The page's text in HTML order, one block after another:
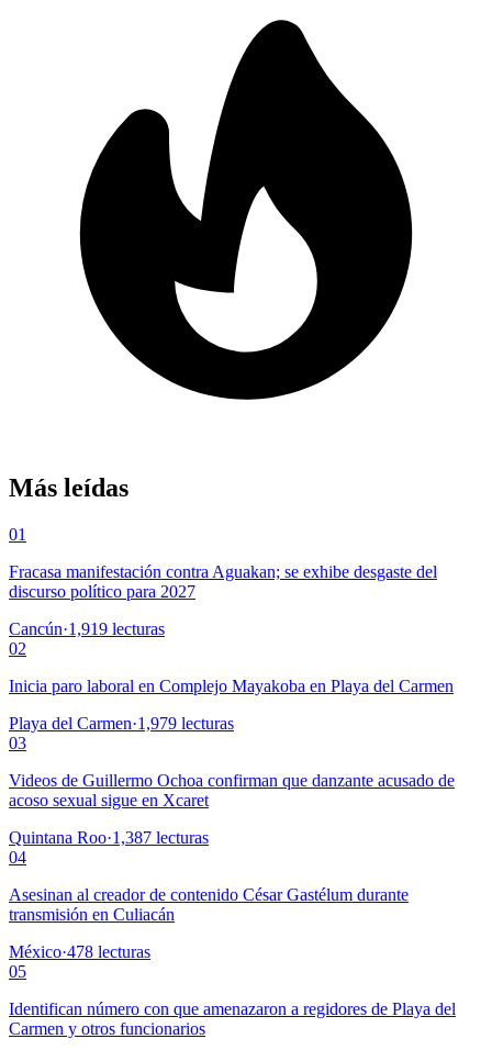
Más leídas
01
Fracasa manifestación contra Aguakan; se exhibe desgaste del
discurso político para 2027
Cancún·1,919 lecturas
02
Inicia paro laboral en Complejo Mayakoba en Playa del Carmen
Playa del Carmen·1,979 lecturas
03
Videos de Guillermo Ochoa confirman que danzante acusado de
acoso sexual sigue en Xcaret
Quintana Roo·1,387 lecturas
04
Asesinan al creador de contenido César Gastélum durante
transmisión en Culiacán
México·478 lecturas
05
Identifican número con que amenazaron a regidores de Playa del
Carmen y otros funcionarios